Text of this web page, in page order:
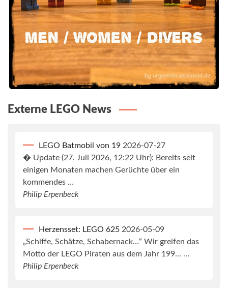
Externe LEGO News
LEGO Batmobil von 19 2026-07-27
� Update (27. Juli 2026, 12:22 Uhr): Bereits seit
einigen Monaten machen Gerüchte über ein
kommendes …
Philip Erpenbeck
Herzensset: LEGO 625 2026-05-09
„Schiffe, Schätze, Schabernack…“ Wir greifen das
Motto der LEGO Piraten aus dem Jahr 199... …
Philip Erpenbeck